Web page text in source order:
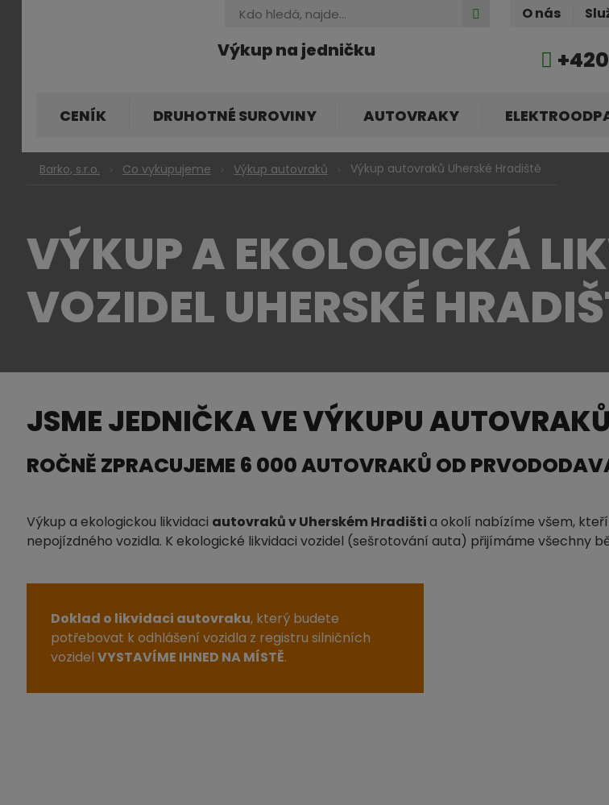
Výkup na jedničku
Vyhledávání Hledat O nás
CENÍK DRUHOTNÉ SUROVINY AUTOVRAKY
Barko, s.r.o. Co vykupujeme Výkup autovraků Výkup autovraků Uherské Hradiště
VÝKUP A EKOLOGICKÁ
VOZIDEL UHERSKÉ
JSME JEDNIČKA VE VÝKUPU
ROČNĚ ZPRACUJEME 6 000 AUTOVRAKŮ OD
Výkup a ekologickou likvidaci autovraků v Uherském Hradištia okolí nabízíme všem,
nepojízdného vozidla. K ekologické likvidaci vozidel (sešrotování auta) přijímáme všechny
Doklad o likvidaci autovraku, který budete
potřebovat k odhlášení vozidla z registru silničních
vozidel VYSTAVÍME IHNED NA MÍSTĚ.